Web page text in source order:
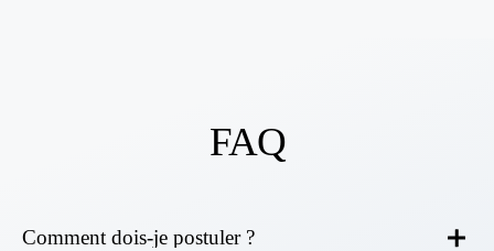
FAQ
Comment dois-je postuler ?